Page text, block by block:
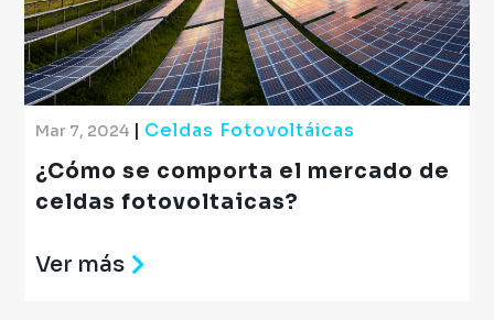
Mar 7, 2024 | Celdas Fotovoltáicas
¿Cómo se comporta el mercado de
celdas fotovoltaicas?​
Ver más